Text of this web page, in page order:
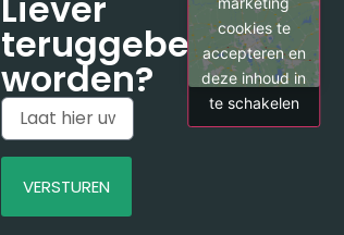
teruggebeld
worden?
VERSTUREN
cookies te
accepteren en
deze inhoud in
te schakelen